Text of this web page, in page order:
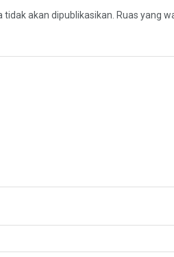
akan dipublikasikan. Ruas yang